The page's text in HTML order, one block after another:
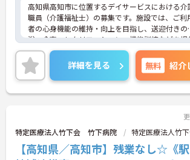
高知県高知市に位置するデイサービスにおける介
職員（介護福祉士）の募集です。施設では、ご利
者の心身機能の維持・向上を目指し、送迎付きの
浴・食事・レクリエーション・機能訓練などを提
されています。
年間休日は110日もあります。プライベートを大切
にしながらご勤務いただけます。また、マイカー
勤が可能です。通勤が苦になりません。
ご興味のある方には、面接対策ポイントなど、さ
詳細を見る 無料 紹介
特定医療法人竹下会 竹下病院 特定医療法人竹
【高知県／高知市】残業なし☆《